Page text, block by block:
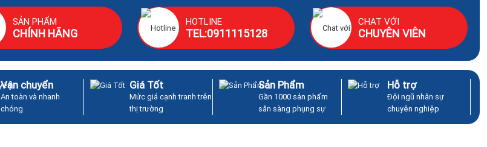
SẢN PHẨM
CHÍNH HÃNG
HOTLINE
TEL:0911115128
CHAT VỚI
CHUYÊN VIÊN
Vận chuyển
An toàn và nhanh
chóng
Giá Tốt
Mức giá cạnh tranh trên
thị trường
Sản Phẩm
Gần 1000 sản phẩm
sẵn sàng phụng sự
Hỗ trợ
Đội ngũ nhân sự
chuyên nghiệp